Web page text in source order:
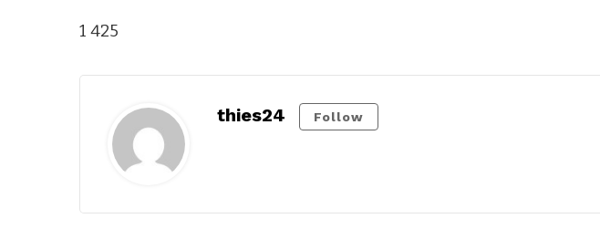
1 425
thies24 Follow